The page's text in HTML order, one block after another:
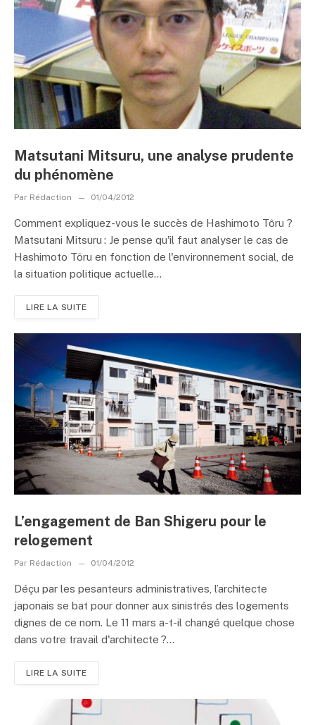
Matsutani Mitsuru, une analyse prudente
du phénomène
Par Rédaction 01/04/2012
Comment expliquez-vous le succès de Hashimoto Tôru ?
Matsutani Mitsuru : Je pense qu'il faut analyser le cas de
Hashimoto Tôru en fonction de l'environnement social, de
la situation politique actuelle...
LIRE LA SUITE
L’engagement de Ban Shigeru pour le
relogement
Par Rédaction 01/04/2012
Déçu par les pesanteurs administratives, l’architecte
japonais se bat pour donner aux sinistrés des logements
dignes de ce nom. Le 11 mars a-t-il changé quelque chose
dans votre travail d'architecte ?...
LIRE LA SUITE